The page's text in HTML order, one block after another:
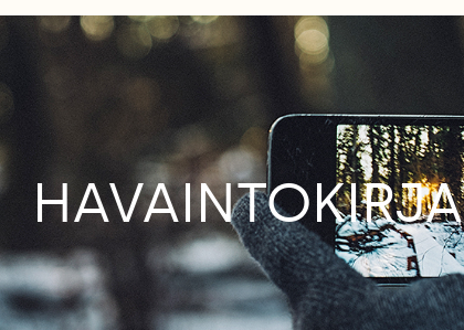
HAVAINTOKIRJA